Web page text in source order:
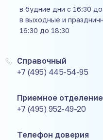
в будние дни с 16:30
в выходные и
16:30 до 18:30
Справочный
+7 (495) 445-54-95
Приемное отделение
+7 (495) 952-49-20
Телефон доверия